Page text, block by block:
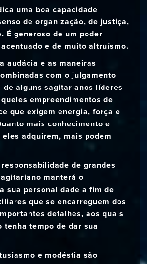
uma boa capacidade
de organização, de justiça,
É generoso de um poder
e de muito altruísmo.
audácia e as maneiras
com o julgamento
de alguns sagitarianos líderes
empreendimentos de
que exigem energia, força e
mais conhecimento e
eles adquirem, mais podem
de grandes
manterá o
sua personalidade a fim de
que se encarreguem dos
detalhes, aos quais
tenha tempo de dar sua
e modéstia são